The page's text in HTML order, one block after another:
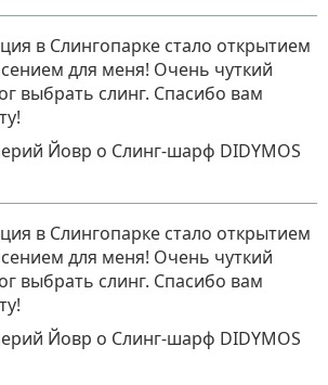
в Слингопарке стало открытием
для меня! Очень чуткий
выбрать слинг. Спасибо вам
Йовр о Слинг-шарф DIDYMOS
в Слингопарке стало открытием
для меня! Очень чуткий
выбрать слинг. Спасибо вам
Йовр о Слинг-шарф DIDYMOS